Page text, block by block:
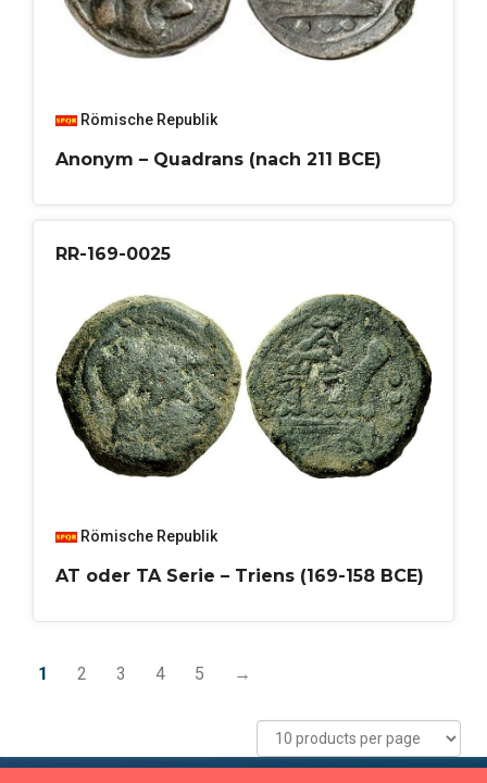
Römische Republik
Anonym – Quadrans (nach 211 BCE)
RR-169-0025
Römische Republik
AT oder TA Serie – Triens (169-158 BCE)
1 2 3 4 5 →